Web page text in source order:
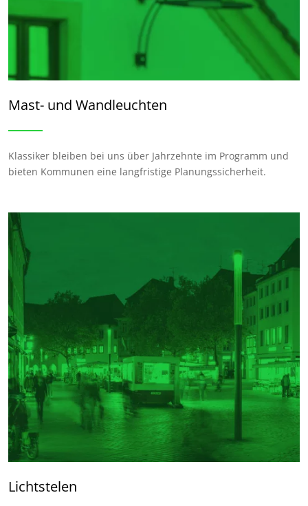
Mast- und Wandleuchten
Klassiker bleiben bei uns über Jahrzehnte im Programm und
bieten Kommunen eine langfristige Planungssicherheit.
Lichtstelen